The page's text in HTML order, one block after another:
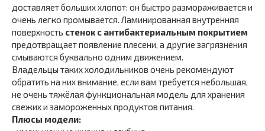
доставляет больших хлопот: он быстро размораживается и
очень легко промывается. Ламинированная внутренняя
поверхность стенок с антибактериальным покрытием
предотвращает появление плесени, а другие загрязнения
смываются буквально одним движением.
Владельцы таких холодильников очень рекомендуют
обратить на них внимание, если вам требуется небольшая,
не очень тяжёлая функциональная модель для хранения
свежих и замороженных продуктов питания.
Плюсы модели: